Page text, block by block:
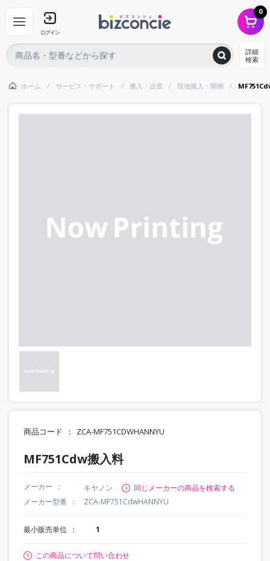
ログイン
0
詳細
検索
ホーム サービス・サポート 搬入・設置 現地搬入・開梱
商品コード ZCA-MF751CDWHANNYU
MF751Cdw搬入料
メーカー キヤノン
同じメーカーの商品を検索する
メーカー型番
ZCA-MF751CdwHANNYU
最小販売単位 1
この商品について問い合わせ